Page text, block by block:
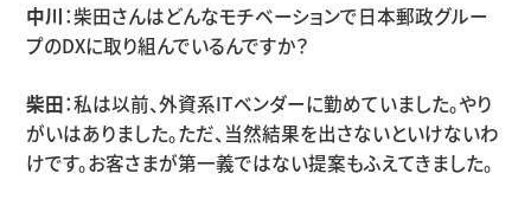
中川：柴田さんはどんなモチベーションで日本郵政グルー
プのDXに取り組んでいるんですか？
柴田：私は以前、外資系ITベンダーに勤めていました。やり
がいはありました。ただ、当然結果を出さないといけないわ
けです。お客さまが第一義ではない提案もふえてきました。